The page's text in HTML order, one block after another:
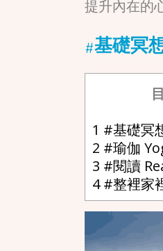
提升內在的
#基礎冥
1 #基礎冥
2 #瑜伽
3 #閱讀
4#整裡家